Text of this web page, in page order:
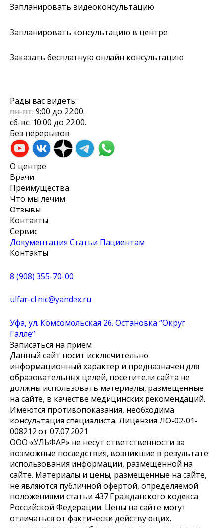
Запланировать видеоконсультацию
Запланировать консультацию в центре
Заказать бесплатную онлайн консультацию
Рады вас видеть:
пн-пт: 9:00 до 22:00.
сб-вс: 10:00 до 22:00.
Без перерывов
О центре
Врачи
Преимущества
Что мы лечим
Отзывы
Контакты
Сервис
Документация Cтатьи Пациентам
Контакты
8 (908) 355-70-00
ulfar-clinic@yandex.ru
Уфа, ул. Комсомольская 26. Остановка “Округ
Галле”
Записаться на прием
Данный сайт носит исключительно
информационный характер и предназначен для
образовательных целей, посетители сайта не
должны использовать материалы, размещенные
на сайте, в качестве медицинских рекомендаций.
Имеются противопоказания, необходима
консультация специалиста. Лицензия ЛО-02-01-
008212 от 07.07.2021
ООО «УЛЬФАР» не несут ответственности за
возможные последствия, возникшие в результате
использования информации, размещенной на
сайте. Материалы и цены, размещенные на сайте,
не являются публичной офертой, определяемой
положениями статьи 437 Гражданского кодекса
Российской Федерации. Цены на сайте могут
отличаться от фактически действующих,